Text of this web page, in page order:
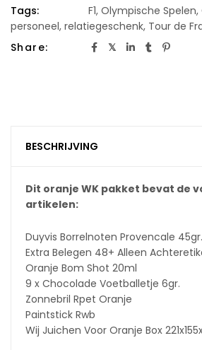
Tags:
F1, Olympische Spelen,
personeel, relatiegeschenk, Tour de
Share:
BESCHRIJVING
Dit oranje WK pakket bevat de
artikelen:
Duyvis Borrelnoten Provencale 45gr.
Extra Belegen 48+ Alleen
Oranje Bom Shot 20ml
9 x Chocolade Voetballetje 6gr.
Zonnebril Rpet Oranje
Paintstick Rwb
Wij Juichen Voor Oranje Box